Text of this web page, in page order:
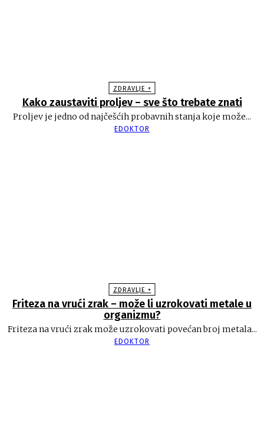
ZDRAVLJE +
Kako zaustaviti proljev – sve što trebate znati
Proljev je jedno od najčešćih probavnih stanja koje može...
EDOKTOR
ZDRAVLJE +
Friteza na vrući zrak – može li uzrokovati metale u
organizmu?
Friteza na vrući zrak može uzrokovati povećan broj metala...
EDOKTOR